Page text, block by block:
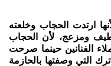
ارتدت الحجاب وخلعته
ومزعج، لأن الحجاب
الفنانين حينما صرحت
التي وصفتها بالحازمة